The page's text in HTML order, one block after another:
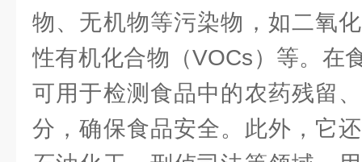
物、无机物等污染物，如二氧
性有机化合物（VOCs）等。在
可用于检测食品中的农药残留
分，确保食品安全。此外，它